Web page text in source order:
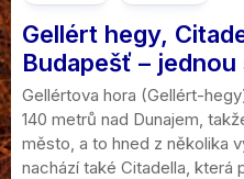
Gellért hegy,
Budapešť –
Gellértova hora (Gellért-
140 metrů nad Dunajem,
město, a to hned z několika
nachází také Citadella, která